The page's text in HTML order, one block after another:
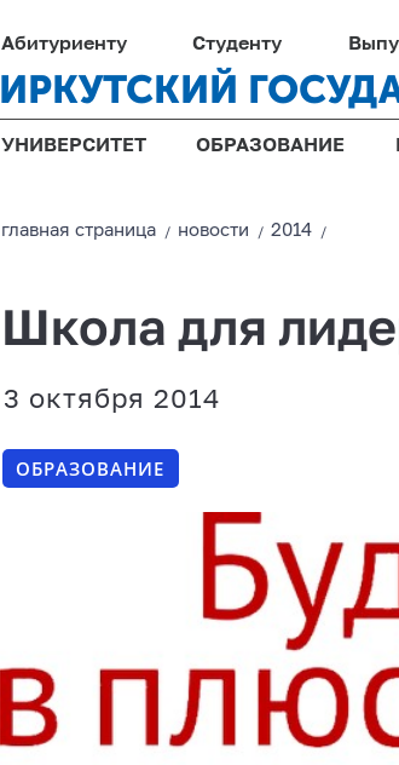
Абитуриенту Студенту
ИРКУТСКИЙ
УНИВЕРСИТЕТ ОБРАЗОВАНИЕ
главная страницa / новости /2014 /
Школа для
3 октября 2014
ОБРАЗОВАНИЕ